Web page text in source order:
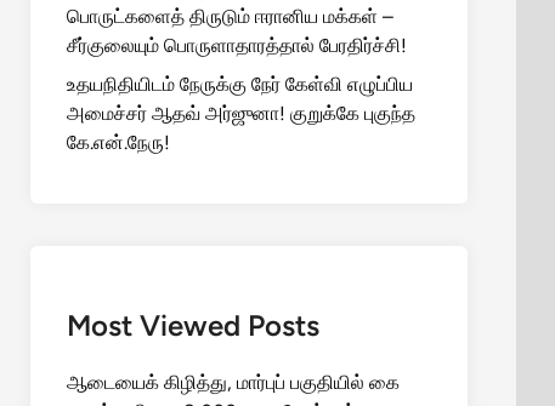
பொருட்களைத் திருடும் ஈரானிய மக்கள் –
சீர்குலையும் பொருளாதாரத்தால் பேரதிர்ச்சி!
உதயநிதியிடம் நேருக்கு நேர் கேள்வி எழுப்பிய
அமைச்சர் ஆதவ் அர்ஜுனா! குறுக்கே புகுந்த
கே.என்.நேரு!
Most Viewed Posts
ஆடையைக் கிழித்து, மார்புப் பகுதியில் கை